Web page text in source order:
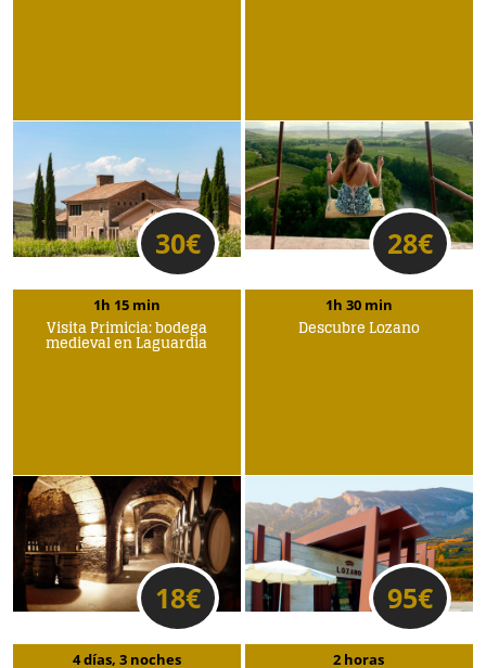
2 horas
30€ 28€
1h 15 min
Visita Primicia: bodega
medieval en Laguardia
18€
1h 30 min
Descubre Lozano
95€
4 días, 3 noches